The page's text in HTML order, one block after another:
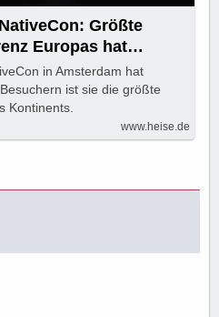
Größte
Europas hat
in Amsterdam hat
ist sie die größte
Kontinents.
www.heise.de